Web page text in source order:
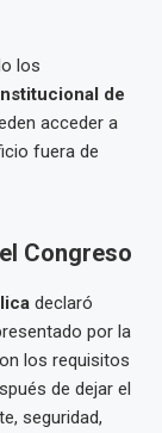
los
de
acceder a
fuera de
Congreso
declaró
por la
los requisitos
de dejar el
seguridad,